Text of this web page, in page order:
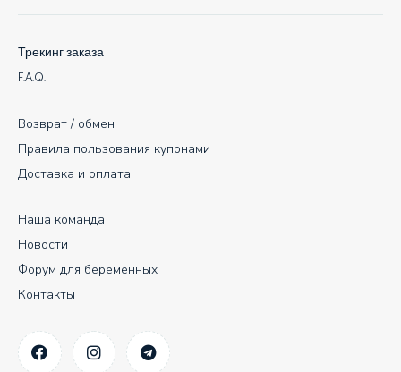
Наша команда
Новости
Форум для беременных
Контакты
Возврат / обмен
Правила пользования купонами
Доставка и оплата
Трекинг заказа
F.A.Q.